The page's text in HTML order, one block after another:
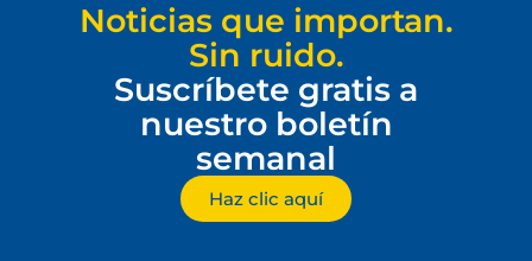
Noticias que importan.
Sin ruido.
Suscríbete gratis a
nuestro boletín
semanal
Haz clic aquí